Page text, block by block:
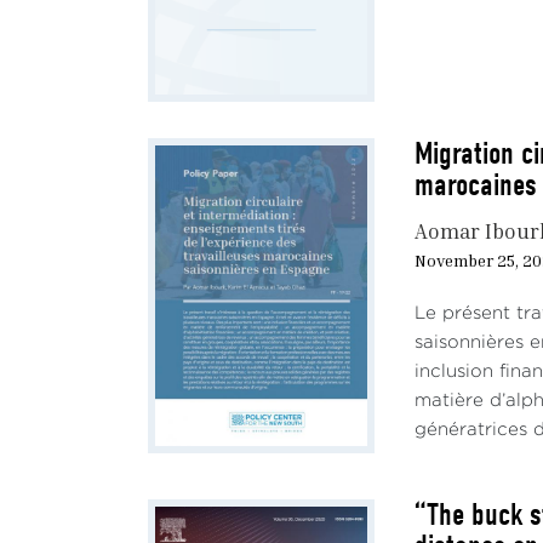
de
Migration
Aomar
November 25,
Le présent
saisonnières
inclusion
matière
génératrices
“The buck